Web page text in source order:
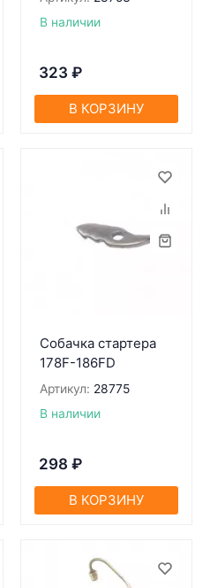
В наличии
323 ₽
В КОРЗИНУ
Собачка стартера
178F-186FD
Артикул: 28775
В наличии
298 ₽
В КОРЗИНУ